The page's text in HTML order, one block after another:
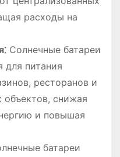
расходы на
Солнечные батареи
для питания
ресторанов и
снижая
и повышая
батареи